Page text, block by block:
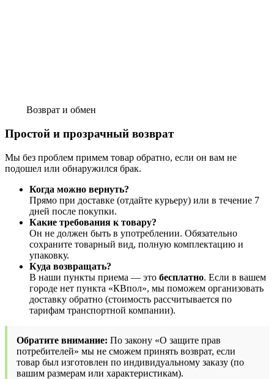
Возврат и обмен
Простой и прозрачный возврат
Мы без проблем примем товар обратно, если он вам не
подошел или обнаружился брак.
Когда можно вернуть?
Прямо при доставке (отдайте курьеру) или в течение 7
дней после покупки.
Какие требования к товару?
Он не должен быть в употреблении. Обязательно
сохраните товарный вид, полную комплектацию и
упаковку.
Куда возвращать?
В наши пункты приема — это бесплатно. Если в вашем
городе нет пункта «КВпол», мы поможем организовать
доставку обратно (стоимость рассчитывается по
тарифам транспортной компании).
Обратите внимание: По закону «О защите прав
потребителей» мы не сможем принять возврат, если
товар был изготовлен по индивидуальному заказу (по
вашим размерам или характеристикам).